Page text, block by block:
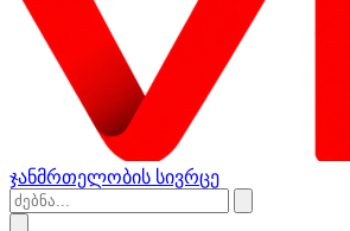
ჯანმრთელობის სივრცე